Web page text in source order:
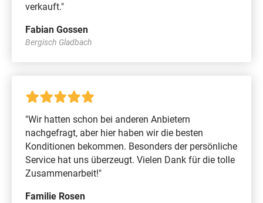
verkauft."
Fabian Gossen
Bergisch Gladbach
"Wir hatten schon bei anderen Anbietern
nachgefragt, aber hier haben wir die besten
Konditionen bekommen. Besonders der persönliche
Service hat uns überzeugt. Vielen Dank für die tolle
Zusammenarbeit!"
Familie Rosen